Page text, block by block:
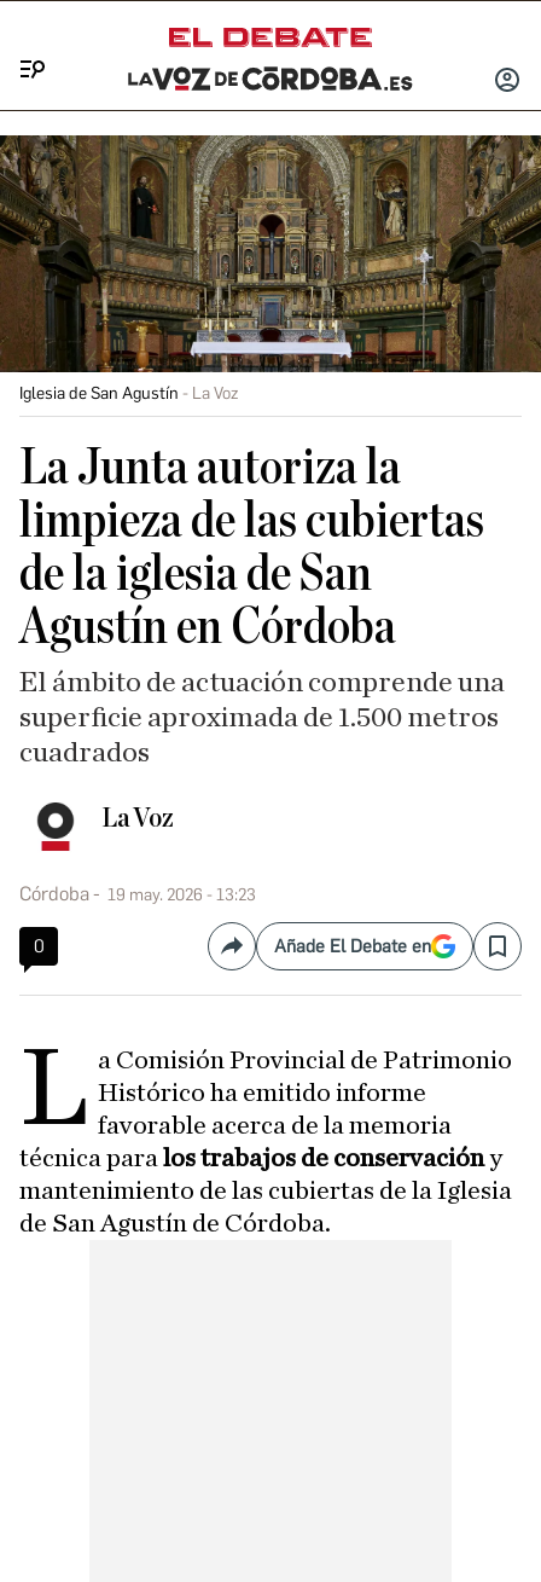
INICIAR
Iglesia de San Agustín La Voz
La Junta autoriza la
limpieza de las cubiertas
de la iglesia de San
Agustín en Córdoba
El ámbito de actuación comprende una
superficie aproximada de 1.500 metros
cuadrados
La Voz
Córdoba 19 may. 2026 - 13:23
0 CompartirAñade El Debate en Save
L a Comisión Provincial de Patrimonio
Histórico ha emitido informe
favorable acerca de la memoria
técnica para los trabajos de conservacióny
mantenimiento de las cubiertas de la Iglesia
de San Agustín de Córdoba.